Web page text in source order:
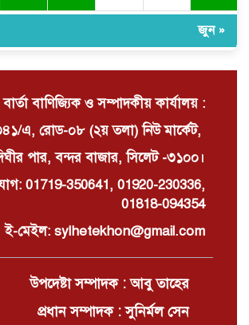
এনজেএল হসপিটাল ও ফাউন্ডেশনের
উদ্যোগে বিশ্ব হেড-নেক ক্যান্সার ডে
জুন »
বার্তা বাণিজ্যিক ও সম্পাদকীয় কার্যালয় :
এ, রোড-০৮ (২য় তলা) নিউ মার্কেট,
পার, বন্দর বাজার, সিলেট -৩১০০।
01719-350641, 01920-230336,
01818-094354
ই-মেইল: sylhetekhon@gmail.com
উপদেষ্টা সম্পাদক : আবু তাহের
প্রধান সম্পাদক : সুনির্মল সেন